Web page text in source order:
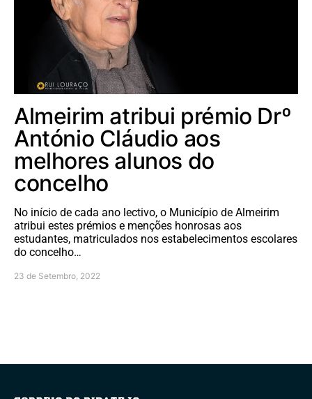
Almeirim atribui prémio Drº
António Cláudio aos
melhores alunos do
concelho
No início de cada ano lectivo, o Município de Almeirim
atribui estes prémios e menções honrosas aos
estudantes, matriculados nos estabelecimentos escolares
do concelho…
23 de Setembro, 2022